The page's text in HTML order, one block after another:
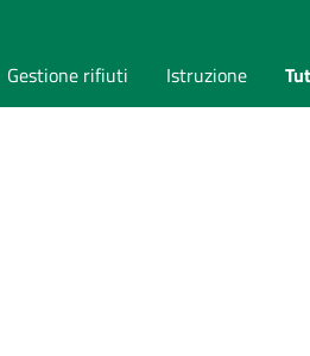
Gestione rifiuti Istruzione